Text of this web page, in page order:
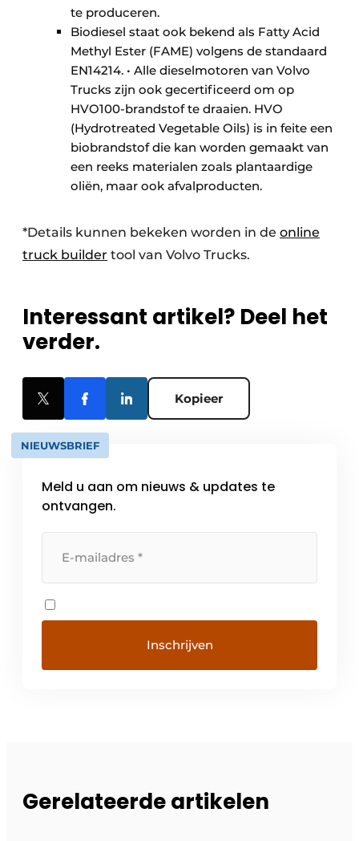
te produceren.
Biodiesel staat ook bekend als Fatty Acid
Methyl Ester (FAME) volgens de standaard
EN14214. • Alle dieselmotoren van Volvo
Trucks zijn ook gecertificeerd om op
HVO100-brandstof te draaien. HVO
(Hydrotreated Vegetable Oils) is in feite een
biobrandstof die kan worden gemaakt van
een reeks materialen zoals plantaardige
oliën, maar ook afvalproducten.
*Details kunnen bekeken worden in de online
truck builder tool van Volvo Trucks.
Interessant artikel? Deel het
verder.
Kopieer
NIEUWSBRIEF
Meld u aan om nieuws & updates te
ontvangen.
Gerelateerde artikelen